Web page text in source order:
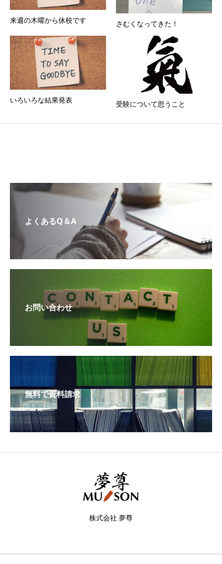
来週の木曜から休校です さむくなってきた！
いろいろな結果発表 受験について思うこと
よくあるQ＆A
お問い合わせ
無料で資料請求
株式会社 夢尊